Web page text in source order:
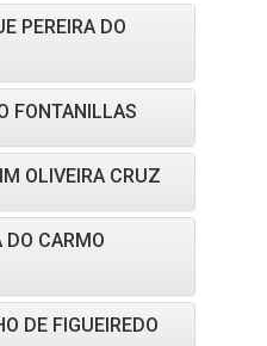
PEREIRA DO
FONTANILLAS
OLIVEIRA CRUZ
DO CARMO
DE FIGUEIREDO